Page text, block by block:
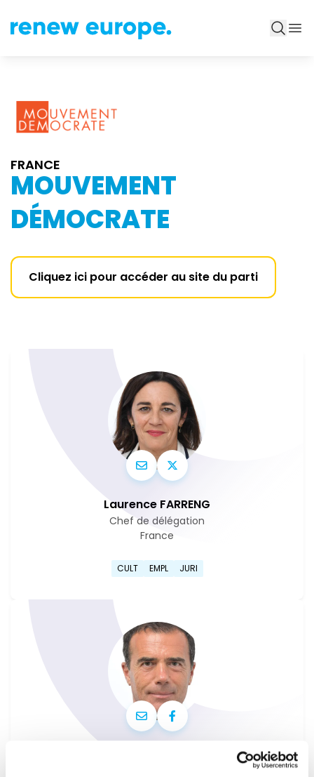
MOUVEMENT
DÉMOCRATE
FRANCE
Cliquez ici pour accéder au site du parti
Laurence FARRENG
Chef de délégation
France
CULT EMPL JURI